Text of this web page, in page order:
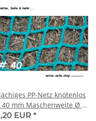
PP-Netz knotenlos
40 mm Maschenweite Ø 4
Garnstärke
EUR *